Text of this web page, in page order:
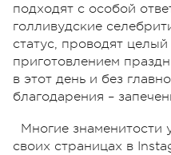
подходят с особой
голливудские
статус, проводят
приготовлением
в этот день и без
благодарения –
Многие знаменитости
своих страницах в